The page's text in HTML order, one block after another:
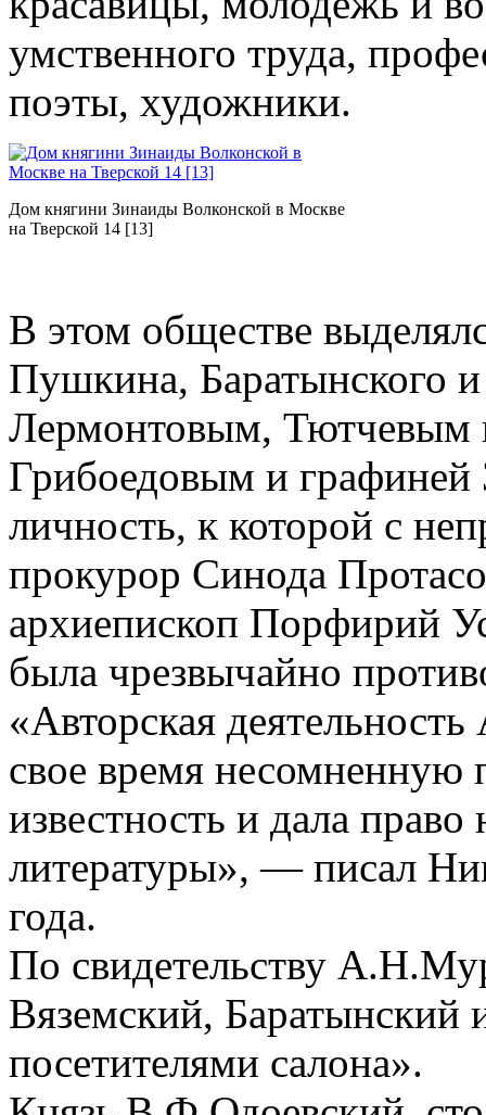
умственного труда,
поэты, художники.
Дом княгини Зинаиды Волконской в Москве
на Тверской 14 [13]
В этом обществе
Пушкина, Баратынского
Лермонтовым,
Грибоедовым и
личность, к которой с
прокурор Синода
архиепископ Порфирий
была чрезвычайно
«Авторская
свое время несомненную
известность и дала
литературы», — писал
года.
По свидетельству
Вяземский,
посетителями салона».